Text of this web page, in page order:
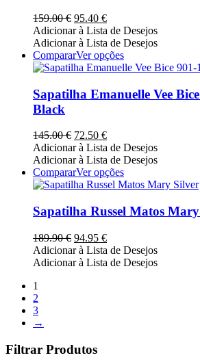
be
chosen
on
the
page
159.00€ O
preço
original
era:
159.00 €.
95.40 €O
preço
atual
é:
95.40 €.
Adicionar à Lista de Desejos
Adicionar à Lista de Desejos
CompararVer opçõesThis
product
multiple
variants.
be
chosen
on
the
page
Sapatilha Emanuelle Vee
Black
145.00€ O
preço
original
era:
145.00 €.
72.50 €O
preço
atual
é:
72.50 €.
Adicionar à Lista de Desejos
Adicionar à Lista de Desejos
CompararVer opçõesThis
product
multiple
variants.
options
may
be
Sapatilha Russel Matos
189.90€ O
preço
original
94.95 €O
preço
atual
Adicionar à Lista de Desejos
Adicionar à Lista de Desejos
1
2
3
→
Filtrar Produtos